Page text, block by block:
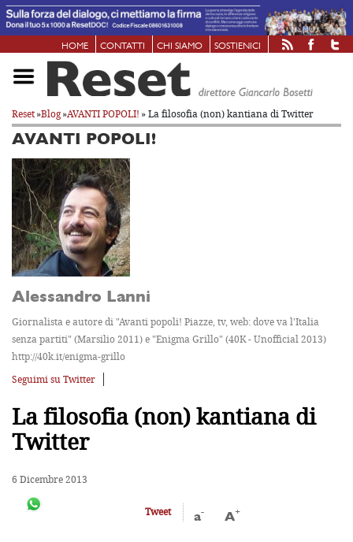
HOME CONTATTI CHI SIAMO SOSTIENICI
Reset»Blog»AVANTI POPOLI! » La filosofia (non) kantiana di Twitter
AVANTI POPOLI!
Alessandro Lanni
Giornalista e autore di "Avanti popoli! Piazze, tv, web: dove va l'Italia
senza partiti" (Marsilio 2011) e "Enigma Grillo" (40K - Unofficial 2013)
http://40k.it/enigma-grillo
Seguimi su Twitter
La filosofia (non) kantiana di
Twitter
6 Dicembre 2013
Tweet a- A+